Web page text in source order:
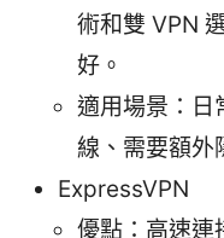
術和雙 VPN
好。
適用場景：日
線、需要額外
ExpressVPN
優點：高速連